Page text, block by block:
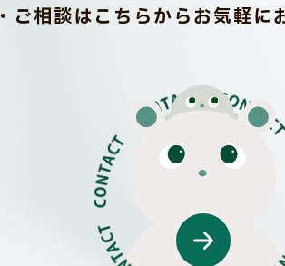
ご相談はこちらからお気軽に